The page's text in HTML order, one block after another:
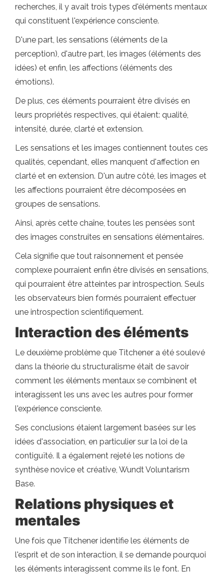
recherches, il y avait trois types d'éléments mentaux
qui constituent l'expérience consciente.
D'une part, les sensations (éléments de la
perception), d'autre part, les images (éléments des
idées) et enfin, les affections (éléments des
émotions).
De plus, ces éléments pourraient être divisés en
leurs propriétés respectives, qui étaient: qualité,
intensité, durée, clarté et extension.
Les sensations et les images contiennent toutes ces
qualités, cependant, elles manquent d'affection en
clarté et en extension. D'un autre côté, les images et
les affections pourraient être décomposées en
groupes de sensations.
Ainsi, après cette chaîne, toutes les pensées sont
des images construites en sensations élémentaires.
Cela signifie que tout raisonnement et pensée
complexe pourraient enfin être divisés en sensations,
qui pourraient être atteintes par introspection. Seuls
les observateurs bien formés pourraient effectuer
une introspection scientifiquement.
Interaction des éléments
Le deuxième problème que Titchener a été soulevé
dans la théorie du structuralisme était de savoir
comment les éléments mentaux se combinent et
interagissent les uns avec les autres pour former
l'expérience consciente.
Ses conclusions étaient largement basées sur les
idées d'association, en particulier sur la loi de la
contiguïté. Il a également rejeté les notions de
synthèse novice et créative, Wundt Voluntarism
Base.
Relations physiques et
mentales
Une fois que Titchener identifie les éléments de
l'esprit et de son interaction, il se demande pourquoi
les éléments interagissent comme ils le font. En